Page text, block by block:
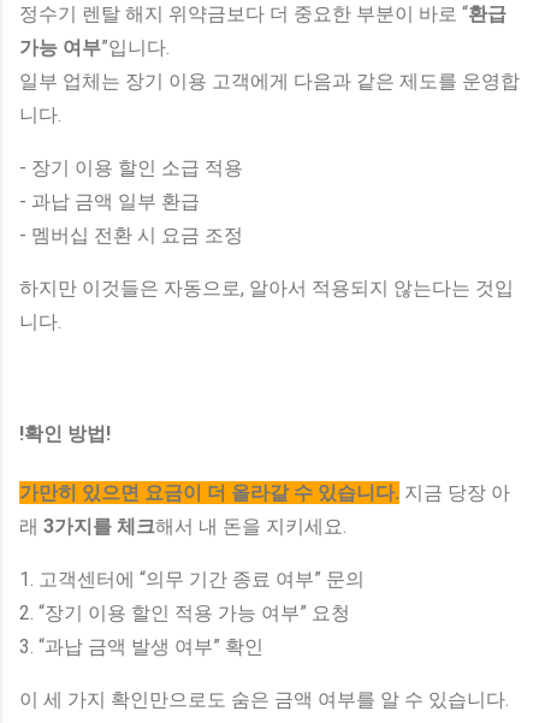
정수기 렌탈 해지 위약금보다 더 중요한 부분이 바로 “환급
가능 여부”입니다.
일부 업체는 장기 이용 고객에게 다음과 같은 제도를 운영합
니다.
- 장기 이용 할인 소급 적용
- 과납 금액 일부 환급
- 멤버십 전환 시 요금 조정
하지만 이것들은 자동으로, 알아서 적용되지 않는다는 것입
니다.
!확인 방법!
가만히 있으면 요금이 더 올라갈 수 있습니다. 지금 당장 아
래 3가지를 체크해서 내 돈을 지키세요.
1. 고객센터에 “의무 기간 종료 여부” 문의
2. “장기 이용 할인 적용 가능 여부” 요청
3. “과납 금액 발생 여부” 확인
이 세 가지 확인만으로도 숨은 금액 여부를 알 수 있습니다.